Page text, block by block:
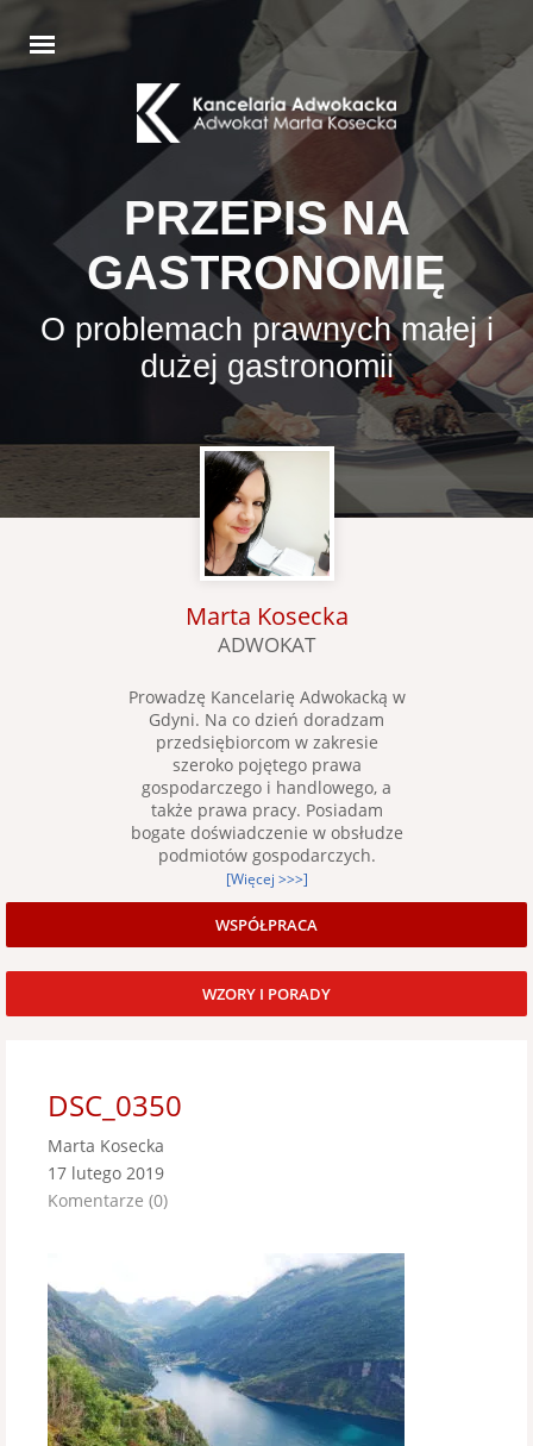
PRZEPIS NA
GASTRONOMIĘ
O problemach prawnych małej i
dużej gastronomii
Marta Kosecka
ADWOKAT
Prowadzę Kancelarię Adwokacką w
Gdyni. Na co dzień doradzam
przedsiębiorcom w zakresie
szeroko pojętego prawa
gospodarczego i handlowego, a
także prawa pracy. Posiadam
bogate doświadczenie w obsłudze
podmiotów gospodarczych.
[Więcej >>>]
WSPÓŁPRACA
WZORY I PORADY
DSC_0350
Marta Kosecka
17 lutego 2019
Komentarze (0)